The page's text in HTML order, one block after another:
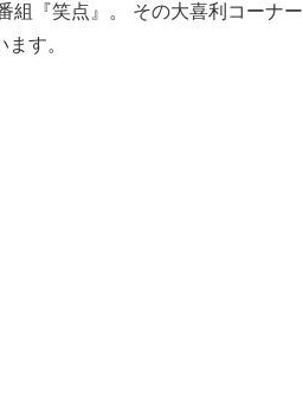
組『笑点』。 その大喜利コーナー
す。